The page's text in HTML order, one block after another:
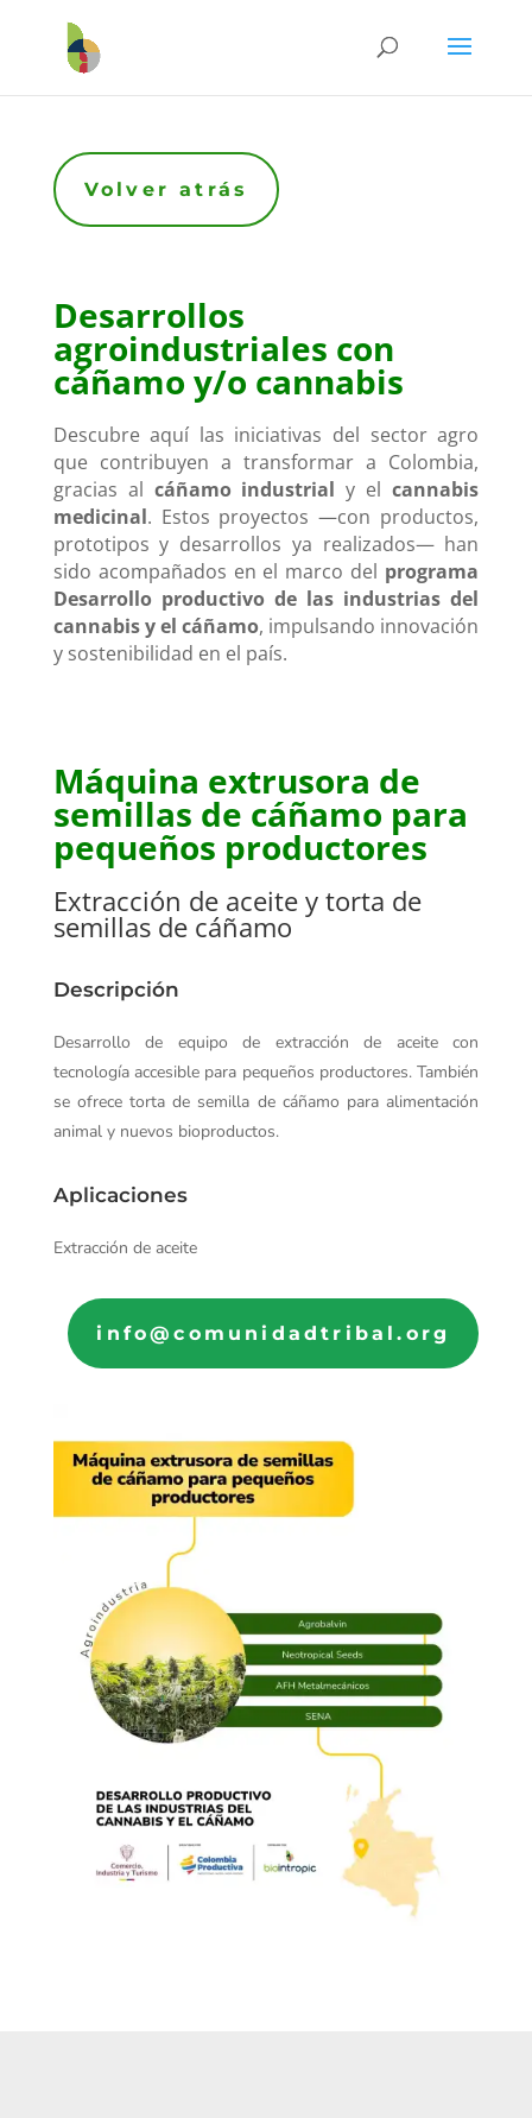
Volver atrás
Desarrollos
agroindustriales con
cáñamo y/o cannabis
Descubre aquí las iniciativas del sector agro
que contribuyen a transformar a Colombia,
gracias al cáñamo industrial y elcannabis
medicinal. Estos proyectos —con productos,
prototipos y desarrollos ya realizados— han
sido acompañados en el marco del programa
Desarrollo productivo de las industrias del
cannabis y el cáñamo, impulsando innovación
y sostenibilidad en el país.
Máquina extrusora de
semillas de cáñamo para
pequeños productores
Extracción de aceite y torta de
semillas de cáñamo
Descripción
Desarrollo de equipo de extracción de aceite con
tecnología accesible para pequeños productores. También
se ofrece torta de semilla de cáñamo para alimentación
animal y nuevos bioproductos.
Aplicaciones
Extracción de aceite
info@comunidadtribal.org